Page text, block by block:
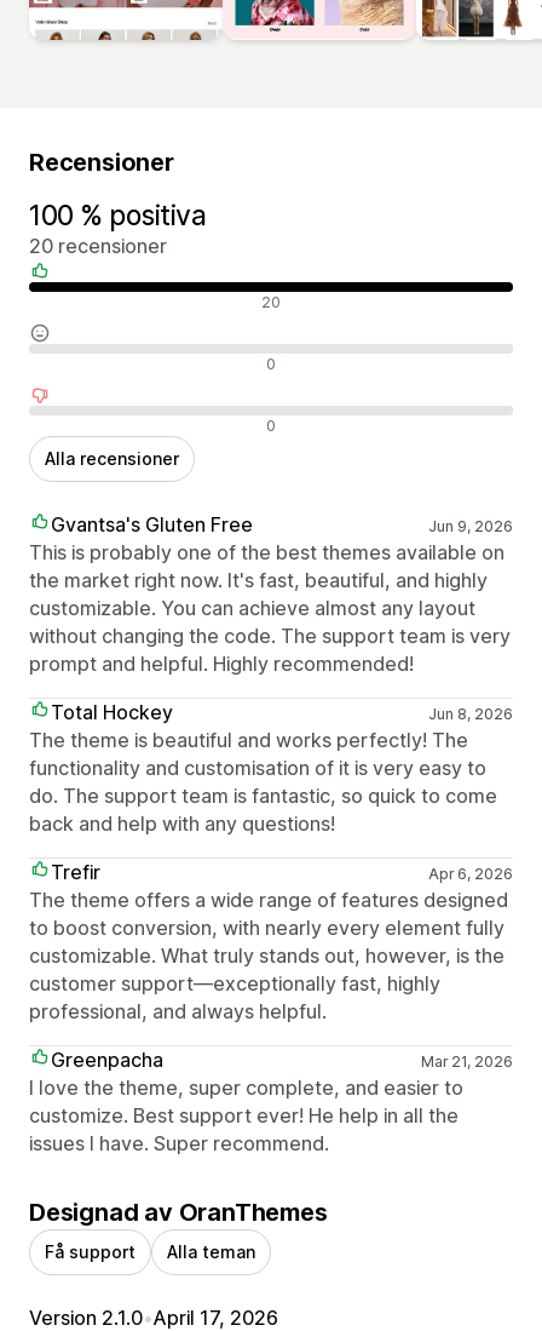
Recensioner
100 % positiva
20 recensioner
Positiva recensioner 20
Neutrala recensioner 0
Negativa recensioner 0
Alla recensioner
Gvantsa's Gluten Free Jun 9, 2026
This is probably one of the best themes available on
the market right now. It's fast, beautiful, and highly
customizable. You can achieve almost any layout
without changing the code. The support team is very
prompt and helpful. Highly recommended!
Total Hockey
Jun 8, 2026
The theme is beautiful and works perfectly! The
functionality and customisation of it is very easy to
do. The support team is fantastic, so quick to come
back and help with any questions!
Trefir
Apr 6, 2026
The theme offers a wide range of features designed
to boost conversion, with nearly every element fully
customizable. What truly stands out, however, is the
customer support—exceptionally fast, highly
professional, and always helpful.
Greenpacha
Mar 21, 2026
I love the theme, super complete, and easier to
customize. Best support ever! He help in all the
issues I have. Super recommend.
Designad av OranThemes
Få support Alla teman
Version 2.1.0•April 17, 2026